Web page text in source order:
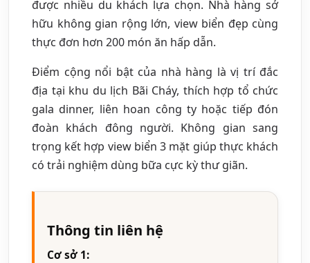
được nhiều du khách lựa chọn. Nhà hàng sở
hữu không gian rộng lớn, view biển đẹp cùng
thực đơn hơn 200 món ăn hấp dẫn.
Điểm cộng nổi bật của nhà hàng là vị trí đắc
địa tại khu du lịch Bãi Cháy, thích hợp tổ chức
gala dinner, liên hoan công ty hoặc tiếp đón
đoàn khách đông người. Không gian sang
trọng kết hợp view biển 3 mặt giúp thực khách
có trải nghiệm dùng bữa cực kỳ thư giãn.
Thông tin liên hệ
Cơ sở 1: